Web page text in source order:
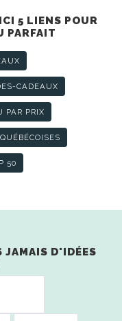
5 LIENS POUR
PARFAIT
CADEAUX
PAR PRIX
50
JAMAIS D'IDÉES